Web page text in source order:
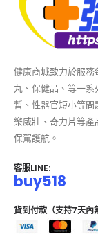
健康商城致力於服
丸、保健品、等一
暫、性器官短小等問
樂威壯、奇力片等
保駕護航。
客服LINE:
buy518
貨到付款（支持7天內